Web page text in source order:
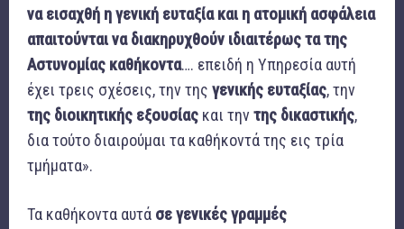
να εισαχθή η γενική ευταξία και η ατομική ασφάλεια
απαιτούνται να διακηρυχθούν ιδιαιτέρως τα της
Αστυνομίας καθήκοντα…. επειδή η Υπηρεσία αυτή
έχει τρεις σχέσεις, την της γενικής ευταξίας, την
της διοικητικής εξουσίας και την της δικαστικής,
δια τούτο διαιρούμαι τα καθήκοντά της εις τρία
τμήματα».
Τα καθήκοντα αυτά σε γενικές γραμμές